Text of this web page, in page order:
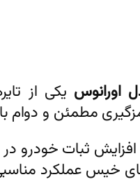
یکی از
مطمئن و دوام
افزایش ثبات
عملکرد مناسبی